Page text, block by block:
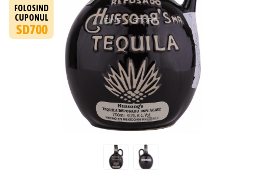
FOLOSIND
CUPONUL
SD700